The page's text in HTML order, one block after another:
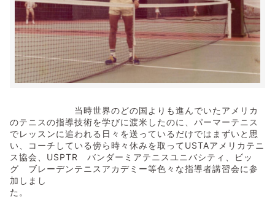
当時世界のどの国よりも進んでいたアメリカ
のテニスの指導技術を学びに渡米したのに、パーマーテニス
でレッスンに追われる日々を送っているだけではまずいと思
い、コーチしている傍ら時々休みを取ってUSTAアメリカテニ
ス協会、USPTR バンダーミアテニスユニバシティ、ビッ
グ ブレーデンテニスアカデミー等色々な指導者講習会に参
加しまし
た。